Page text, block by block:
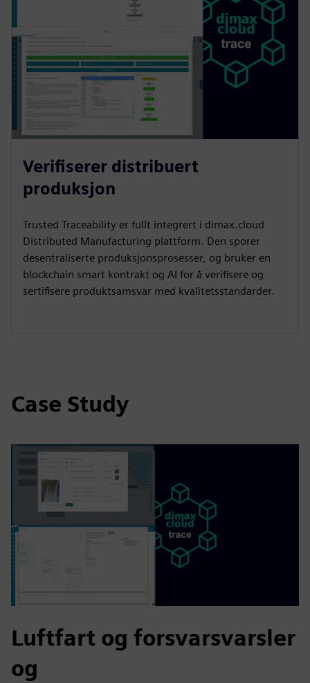
Verifiserer distribuert
produksjon
Trusted Traceability er fullt integrert i dimax.cloud
Distributed Manufacturing plattform. Den sporer
desentraliserte produksjonsprosesser, og bruker en
blockchain smart kontrakt og AI for å verifisere og
sertifisere produktsamsvar med kvalitetsstandarder.
Case Study
Luftfart og forsvarsvarsler
og